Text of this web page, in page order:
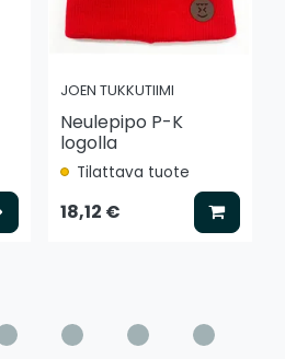
Valitse vaihtoehto
JOEN TUKKUTIIMI
Neulepipo P-K
logolla
Tilattava tuote
18,12 € Lisää